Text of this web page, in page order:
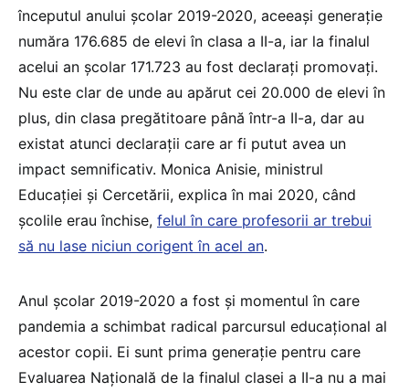
începutul anului școlar 2019-2020, aceeași generație
număra 176.685 de elevi în clasa a II-a, iar la finalul
acelui an școlar 171.723 au fost declarați promovați.
Nu este clar de unde au apărut cei 20.000 de elevi în
plus, din clasa pregătitoare până într-a II-a, dar au
existat atunci declarații care ar fi putut avea un
impact semnificativ. Monica Anisie, ministrul
Educației și Cercetării, explica în mai 2020, când
școlile erau închise, felul în care profesorii ar trebui
să nu lase niciun corigent în acel an.
Anul școlar 2019-2020 a fost și momentul în care
pandemia a schimbat radical parcursul educațional al
acestor copii. Ei sunt prima generație pentru care
Evaluarea Națională de la finalul clasei a II-a nu a mai